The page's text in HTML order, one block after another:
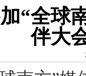
“全球
伴大